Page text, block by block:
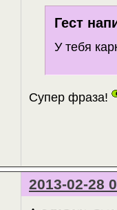
Гест
У тебя
Супер фраза!
2013-02-28